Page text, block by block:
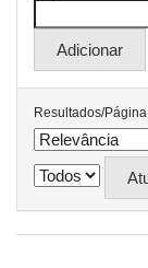
Resultados/Página